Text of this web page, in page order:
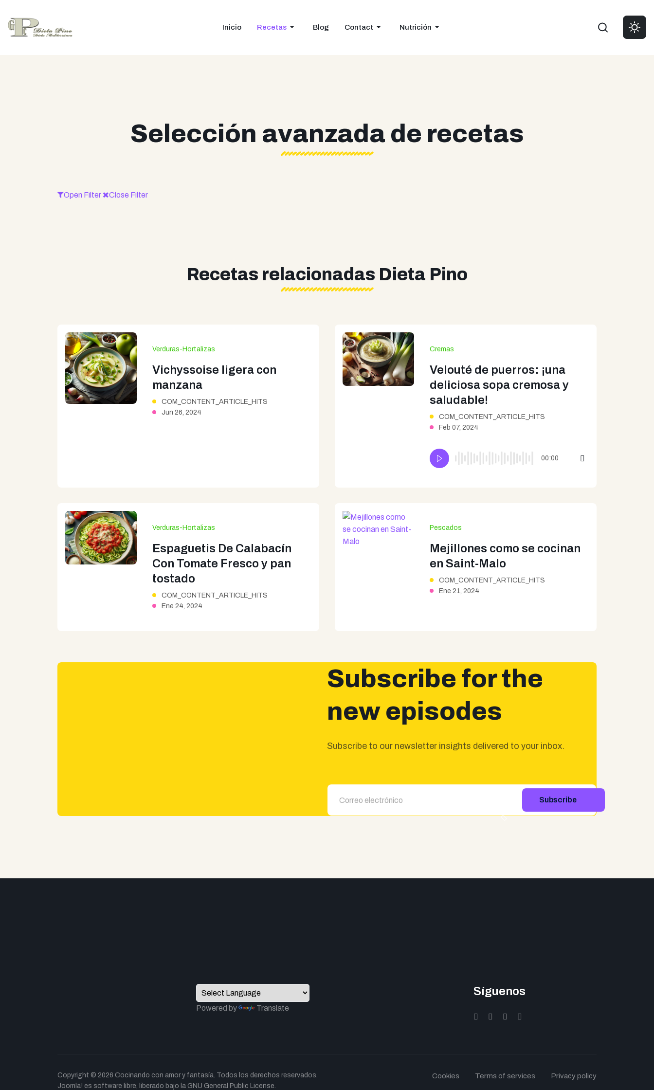
Inicio Recetas Blog Contact Nutrición
Buscar
Selección avanzada de recetas
Open Filter Close Filter
Recetas relacionadas Dieta Pino
Verduras-Hortalizas
Vichyssoise ligera con
manzana
COM_CONTENT_ARTICLE_HITS
Jun 26, 2024
Cremas
Velouté de puerros: ¡una
deliciosa sopa cremosa y
saludable!
COM_CONTENT_ARTICLE_HITS
Feb 07, 2024
00:00
Verduras-Hortalizas
Espaguetis De Calabacín
Con Tomate Fresco y pan
tostado
COM_CONTENT_ARTICLE_HITS
Ene 24, 2024
Pescados
Mejillones como se cocinan
en Saint-Malo
COM_CONTENT_ARTICLE_HITS
Ene 21, 2024
Subscribe for the
new episodes
Subscribe to our newsletter insights delivered to your inbox.
Powered by Translate
Síguenos
Copyright © 2026 Cocinando con amor y fantasía. Todos los derechos reservados.
Joomla! es software libre, liberado bajo la GNU General Public License.
Cookies Terms of services Privacy policy